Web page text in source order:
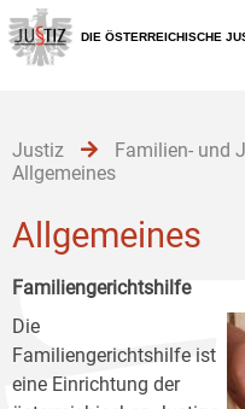
Zur
Hauptnavigation
[1]
Zum
Inhalt
[2]
Zum
Untermenü
[3]
DIE ÖSTERREICHISCHE
Justiz
Familien- und
Allgemeines
Allgemeines
Familiengerichtshilfe
Die
Familiengerichtshilfe ist
eine Einrichtung der